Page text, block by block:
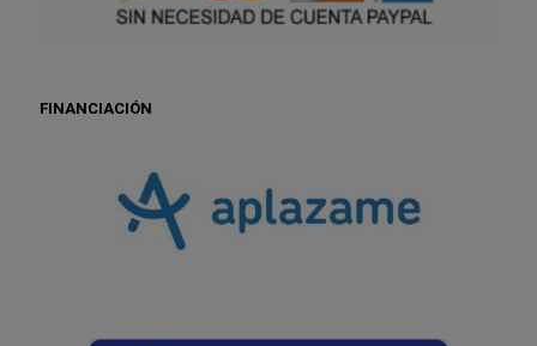
FINANCIACIÓN